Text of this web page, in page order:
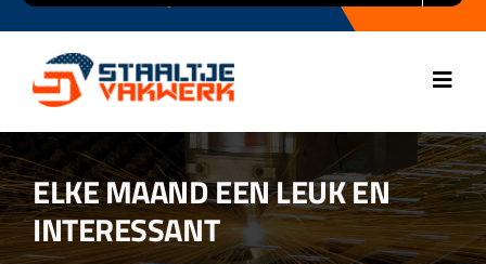
Home
Over ons
ELKE MAAND EEN LEUK EN
INTERESSANT